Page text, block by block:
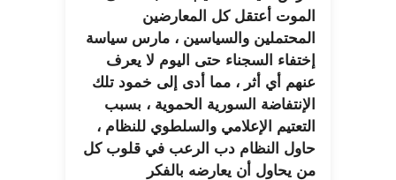
الموت أعتقل كل المعارضين
المحتملين والسياسين ، مارس سياسة
إختفاء السجناء حتى اليوم لا يعرف
عنهم أي أثر ، مما أدى إلى خمود تلك
الإنتفاضة السورية الحموية ، بسبب
التعتيم الإعلامي والسلطوي للنظام ،
حاول النظام دب الرعب في قلوب كل
من يحاول أن يعارضه بالفكر